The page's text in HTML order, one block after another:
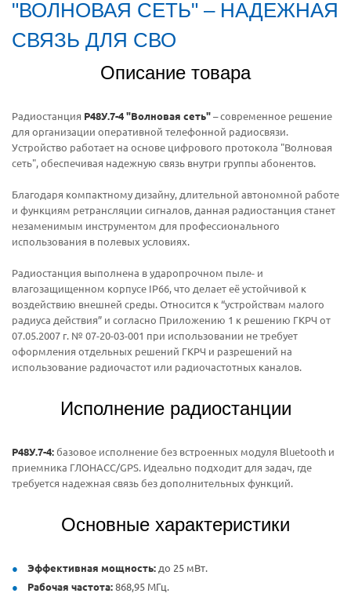
"ВОЛНОВАЯ СЕТЬ" – НАДЕЖНАЯ
СВЯЗЬ ДЛЯ СВО
Описание товара
Радиостанция Р48У.7-4 "Волновая сеть"– современное решение
для организации оперативной телефонной радиосвязи.
Устройство работает на основе цифрового протокола "Волновая
сеть", обеспечивая надежную связь внутри группы абонентов.
Благодаря компактному дизайну, длительной автономной работе
и функциям ретрансляции сигналов, данная радиостанция станет
незаменимым инструментом для профессионального
использования в полевых условиях.
Радиостанция выполнена в ударопрочном пыле- и
влагозащищенном корпусе IP66, что делает её устойчивой к
воздействию внешней среды. Относится к “устройствам малого
радиуса действия” и согласно Приложению 1 к решению ГКРЧ от
07.05.2007 г. № 07-20-03-001 при использовании не требует
оформления отдельных решений ГКРЧ и разрешений на
использование радиочастот или радиочастотных каналов.
Исполнение радиостанции
Р48У.7-4:базовое исполнение без встроенных модуля Bluetooth и
приемника ГЛОНАСС/GPS. Идеально подходит для задач, где
требуется надежная связь без дополнительных функций.
Основные характеристики
Эффективная мощность: до 25 мВт.
Рабочая частота:868,95 МГц.